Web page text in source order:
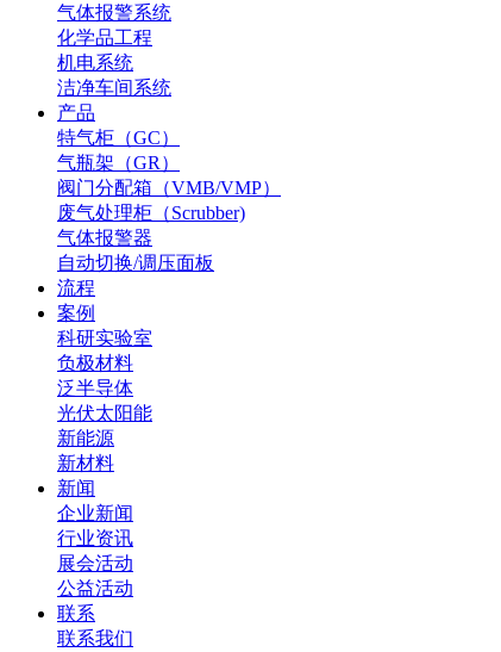
气体报警系统
化学品工程
机电系统
洁净车间系统
产品
特气柜（GC）
气瓶架（GR）
阀门分配箱（VMB/VMP）
废气处理柜（Scrubber)
气体报警器
自动切换/调压面板
流程
案例
科研实验室
负极材料
泛半导体
光伏太阳能
新能源
新材料
新闻
企业新闻
行业资讯
展会活动
公益活动
联系
联系我们